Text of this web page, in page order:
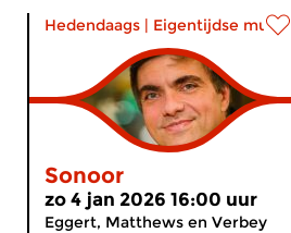
Hedendaags | Eigentijdse muziek
Sonoor
zo 4 jan 2026 16:00 uur
Eggert, Matthews en Verbey